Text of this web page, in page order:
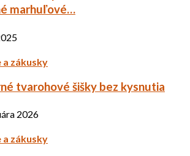
marhuľové…
a zákusky
tvarohové šišky bez kysnutia
2026
a zákusky